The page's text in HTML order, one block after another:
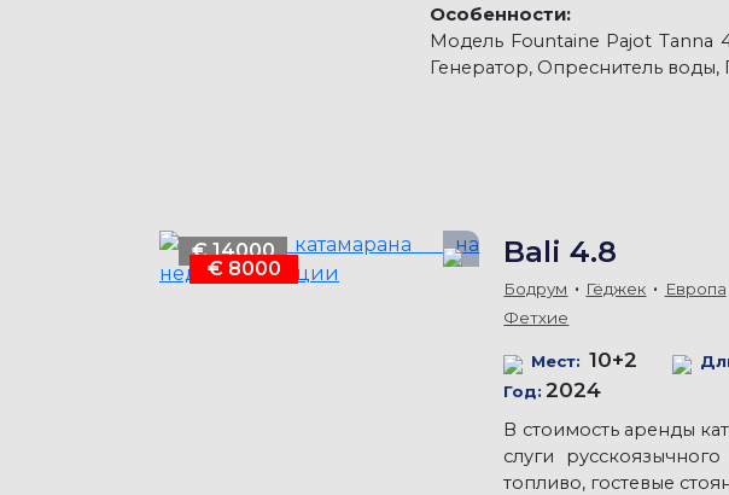
Особенности:
Модель Fountaine Pajot Tanna
Генератор, Опреснитель
€ 14000
€ 8000 Bali 4.8
Бодрум Гёджек Европа
Фетхие
Мест: 10+2
Год: 2024
В стоимость аренды
слуги
топливо, гостевые